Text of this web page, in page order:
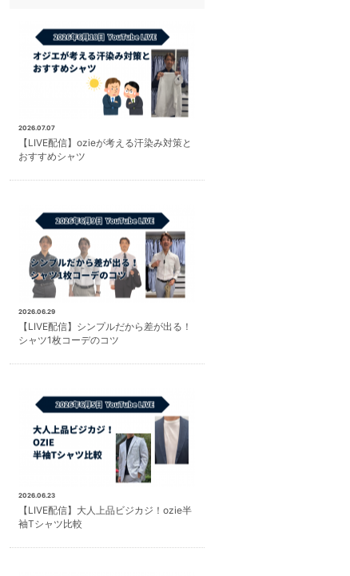
2026.07.07
【LIVE配信】ozieが考える汗染み対策と
おすすめシャツ
2026.06.29
【LIVE配信】シンプルだから差が出る！
シャツ1枚コーデのコツ
2026.06.23
【LIVE配信】大人上品ビジカジ！ozie半
袖Tシャツ比較